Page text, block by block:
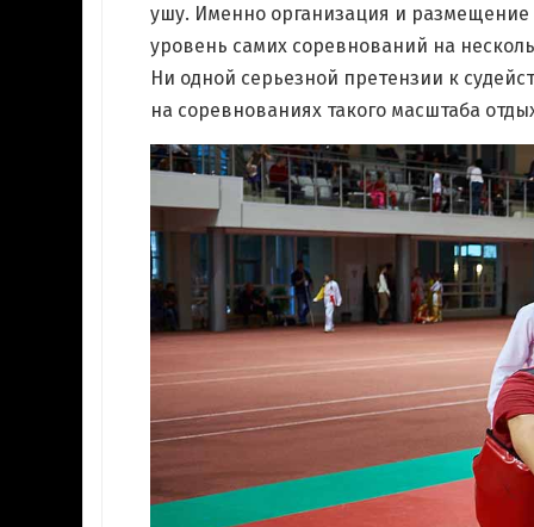
ушу. Именно организация и размещение
уровень самих соревнований на
Ни одной серьезной претензии к
на соревнованиях такого масштаба